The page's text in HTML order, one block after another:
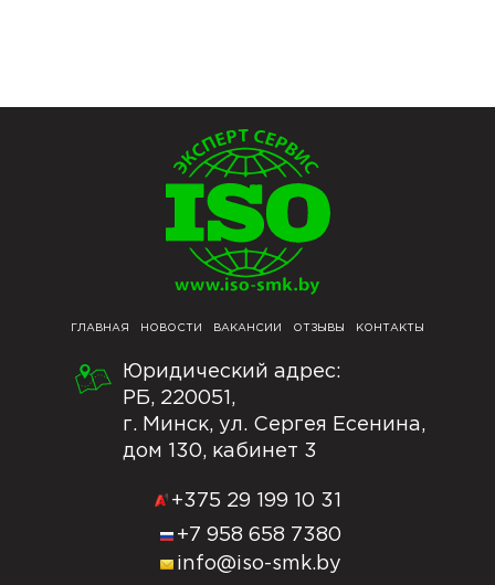
ГЛАВНАЯ НОВОСТИ ВАКАНСИИ ОТЗЫВЫ КОНТАКТЫ
Юридический адрес:
РБ, 220051,
г. Минск, ул. Сергея Есенина,
дом 130, кабинет 3
+375 29 199 10 31
+7 958 658 7380
info@iso-smk.by